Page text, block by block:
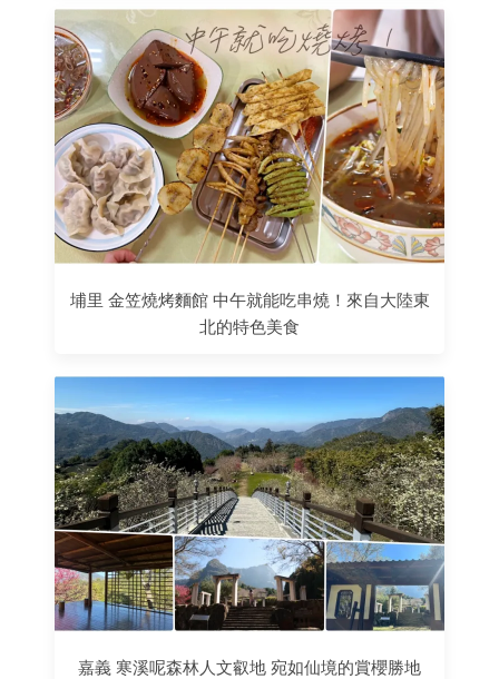
埔里 金笠燒烤麵館 中午就能吃串燒！來自大陸東
北的特色美食
嘉義 寒溪呢森林人文叡地 宛如仙境的賞櫻勝地